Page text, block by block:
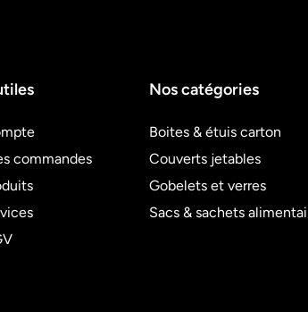
commandes
Nos catégories
Boites & étuis carton
Couverts jetables
Gobelets et verres
Sacs & sachets